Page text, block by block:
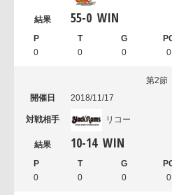
55-0 WIN
0 0 0 0
第2節
2018/11/17
リコー
10-14 WIN
0 0 0 0